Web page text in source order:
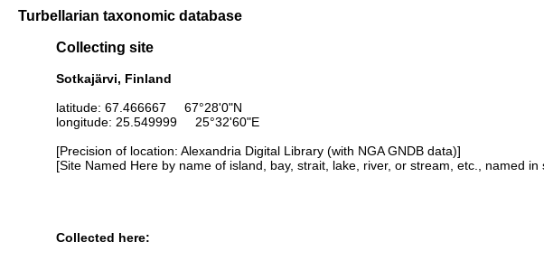
Turbellarian taxonomic database
Collecting site
Sotkajärvi, Finland
latitude: 67.466667 67°28'0"N
longitude: 25.549999 25°32'60"E
[Precision of location: Alexandria Digital Library (with NGA GNDB data)]
[Site Named Here by name of island, bay, strait, lake, river, or stream, etc., named in
Collected here: